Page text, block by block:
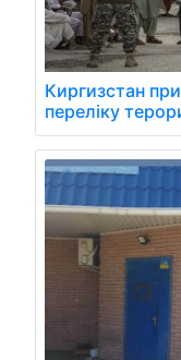
Киргизстан
переліку